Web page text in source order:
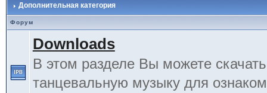
Дополнительная категория
Форум
Downloads
В этом разделе Вы можете
танцевальную музыку для